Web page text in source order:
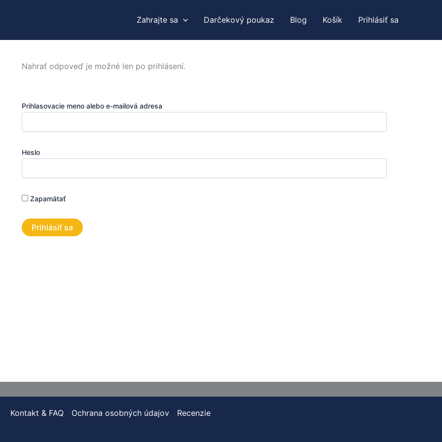
Zahrajte sa Darčekový poukaz Blog Košík Prihlásiť sa
Nahrať odpoveď je možné len po prihlásení.
Prihlasovacie meno alebo e-mailová adresa
Heslo
Zapamätať
Kontakt & FAQ Ochrana osobných údajov Recenzie